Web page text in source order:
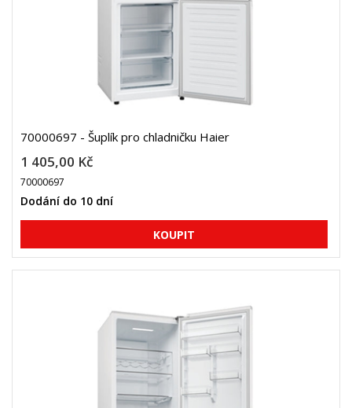
70000697 - Šuplík pro chladničku Haier
1 405,00 Kč
70000697
Dodání do 10 dní